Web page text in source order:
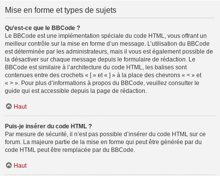
Mise en forme et types de sujets
Qu’est-ce que le BBCode ?
Le BBCode est une implémentation spéciale du code HTML, vous offrant un
meilleur contrôle sur la mise en forme d’un message. L’utilisation du BBCode
est déterminée par les administrateurs, mais il vous est également possible de
la désactiver sur chaque message depuis le formulaire de rédaction. Le
BBCode est similaire à l’architecture du code HTML, les balises sont
contenues entre des crochets « [ » et « ] » à la place des chevrons « < » et
« > ». Pour plus d’informations à propos du BBCode, veuillez consulter le
guide qui est accessible depuis la page de rédaction.
Haut
Puis-je insérer du code HTML ?
Par mesure de sécurité, il n’est pas possible d’insérer du code HTML sur ce
forum. La majeure partie de la mise en forme qui peut être générée par du
code HTML peut être remplacée par du BBCode.
Haut